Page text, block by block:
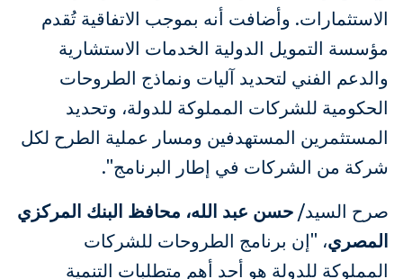
الاستثمارات. وأضافت أنه بموجب الاتفاقية تُقدم
مؤسسة التمويل الدولية الخدمات الاستشارية
والدعم الفني لتحديد آليات ونماذج الطروحات
الحكومية للشركات المملوكة للدولة، وتحديد
المستثمرين المستهدفين ومسار عملية الطرح لكل
شركة من الشركات في إطار البرنامج".
صرح السيد/ حسن عبد الله، محافظ البنك المركزي
المصري، "إن برنامج الطروحات للشركات
المملوكة للدولة هو أحد أهم متطلبات التنمية